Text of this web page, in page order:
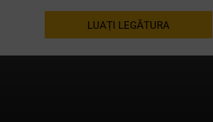
LUAȚI LEGĂTURA